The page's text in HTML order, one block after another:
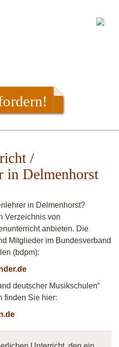
/
in Delmenhorst
in Delmenhorst?
Verzeichnis von
anbieten. Die
Mitglieder im Bundesverband
(bdpm):
deutscher Musikschulen“
finden Sie hier: